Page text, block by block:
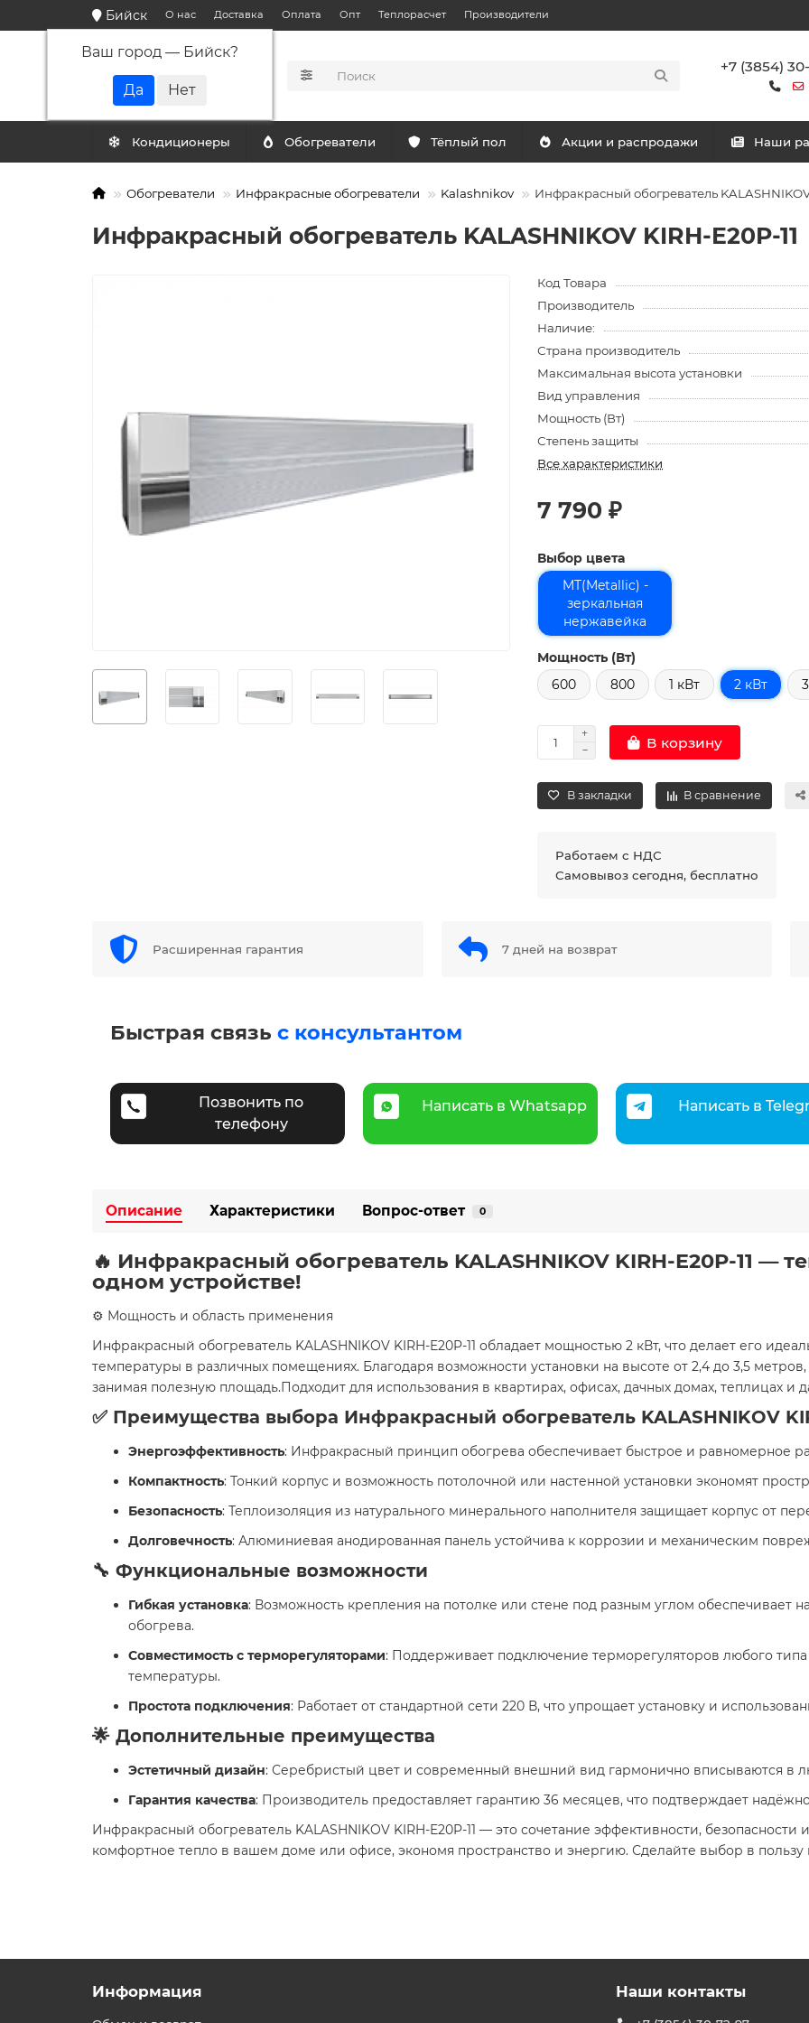
Бийск
Ваш город — Бийск?
О нас Доставка Оплата Опт Теплорасчет Производители
+7 (3854)
Кондиционеры Обогреватели Тёплый пол Акции и распродажи Наши
Обогреватели Инфракрасные обогреватели Kalashnikov Инфракрасный обогреватель
Инфракрасный обогреватель KALASHNIKOV KIRH-E20P-11
Код Товара
Производитель
Наличие:
Страна производитель
Максимальная высота установки
Вид управления
Мощность (Вт)
Степень защиты
Все характеристики
7 790 ₽
Выбор цвета
MT(Metallic) -
зеркальная
нержавейка
Мощность (Вт)
600
800 1 кВт 2 кВт
В корзину
В закладки В сравнение
Работаем с НДС
Самовывоз сегодня, бесплатно
Расширенная гарантия 7 дней на возврат
Быстрая связь с консультантом
Позвонить по
телефону
Написать в Whatsapp Написать в
Описание Характеристики Вопрос-ответ 0
🔥 Инфракрасный обогреватель KALASHNIKOV KIRH-E20P-11 —
одном устройстве!
⚙️ Мощность и область применения
Инфракрасный обогреватель KALASHNIKOV KIRH-E20P-11 обладает мощностью 2 кВт, что делает его
температуры в различных помещениях. Благодаря возможности установки на высоте от 2,4 до 3,5
занимая полезную площадь.Подходит для использования в квартирах, офисах, дачных домах, теплицах
✅ Преимущества выбора Инфракрасный обогреватель KALASHNIKOV
Энергоэффективность: Инфракрасный принцип обогрева обеспечивает быстрое и равномерное
Компактность: Тонкий корпус и возможность потолочной или настенной установки экономят
Безопасность: Теплоизоляция из натурального минерального наполнителя защищает корпус от
Долговечность: Алюминиевая анодированная панель устойчива к коррозии и механическим
🔧 Функциональные возможности
Гибкая установка: Возможность крепления на потолке или стене под разным углом обеспечивает
обогрева.
Совместимость с терморегуляторами: Поддерживает подключение терморегуляторов любого типа
температуры.
Простота подключения: Работает от стандартной сети 220 В, что упрощает установку и
🌟 Дополнительные преимущества
Эстетичный дизайн: Серебристый цвет и современный внешний вид гармонично вписываются в
Гарантия качества: Производитель предоставляет гарантию 36 месяцев, что подтверждает
Инфракрасный обогреватель KALASHNIKOV KIRH-E20P-11 — это сочетание эффективности,
комфортное тепло в вашем доме или офисе, экономя пространство и энергию. Сделайте выбор в пользу
Информация Наши контакты